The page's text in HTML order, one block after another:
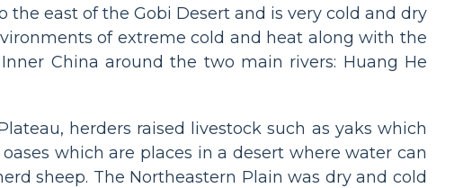
east of the Gobi Desert and is very cold and dry
of extreme cold and heat along with the
China around the two main rivers: Huang He
herders raised livestock such as yaks which
which are places in a desert where water can
sheep. The Northeastern Plain was dry and cold